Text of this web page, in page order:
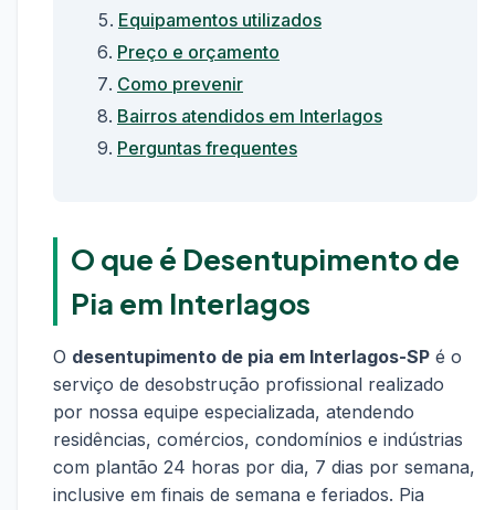
Equipamentos utilizados
Preço e orçamento
Como prevenir
Bairros atendidos em Interlagos
Perguntas frequentes
O que é Desentupimento de
Pia em Interlagos
O desentupimento de pia em Interlagos-SP é o
serviço de desobstrução profissional realizado
por nossa equipe especializada, atendendo
residências, comércios, condomínios e indústrias
com plantão 24 horas por dia, 7 dias por semana,
inclusive em finais de semana e feriados. Pia